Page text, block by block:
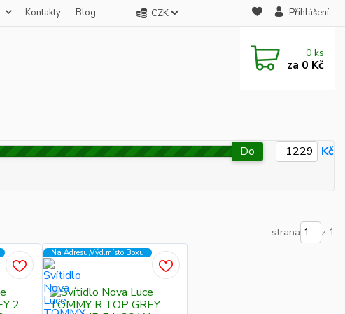
Kontakty Blog CZK Přihlášení
0 ks
za 0 Kč
Do Kč
strana z 1
Na Adresu,Výd.místo,Boxu